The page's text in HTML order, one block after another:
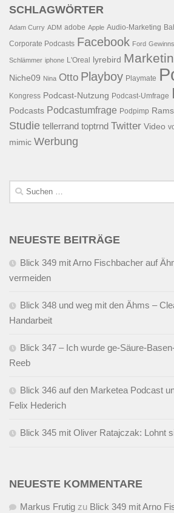
SCHLAGWÖRTER
Adam Curry ADM adobe Apple Audio-Marketing
Corporate Podcasts Facebook Ford
Schlämmer iphone L'Oreal lyrebird
Niche09 Nina Otto Playboy Playmate
Kongress Podcast-Nutzung Podcast-Umfrage
Podcasts Podcastumfrage Podpimp
Studie tellerrand toptrnd Twitter Video
mimic Werbung
Suchen
nach:
NEUESTE BEITRÄGE
Blick 349 mit Arno Fischbacher auf
vermeiden
Blick 348 und weg mit den Ähms –
Handarbeit
Blick 347 – Ich wurde ge-Säure-
Reeb
Blick 346 auf den Marketea Podcast
Felix Hederich
Blick 345 mit Oliver Ratajczak: Lohnt
NEUESTE KOMMENTARE
Markus Frutig zu Blick 349 mit Arno